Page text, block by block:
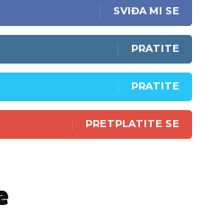
SVIĐA MI SE
PRATITE
PRATITE
PRETPLATITE SE